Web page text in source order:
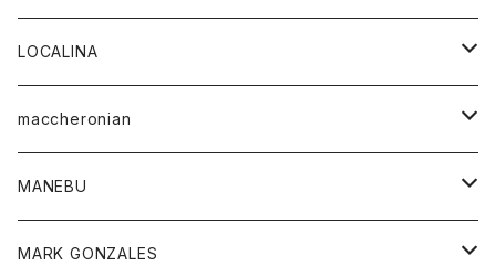
タンクトップ
Tシャツ
セーター
チュニック
パンツ
アウター
カットソー
トップス
シャツ
LOCALINA
ロングスリーブテーシャツ
maccheronian
靴
MANEBU
靴
MARK GONZALES